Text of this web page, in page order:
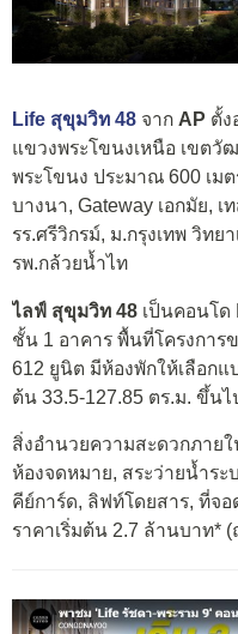
Life สุขุมวิท 48 จาก AP ตั้
แขวงพระโขนงเหนือ เขตวั
พระโขนง ประมาณ 600 เม
บางนา, Gateway เอกมัย, เ
รร.ศรีวิกรม์, ม.กรุงเทพ วิท
รพ.กล้วยน้ำไท
ไลฟ์ สุขุมวิท 48 เป็นคอนโด
ชั้น 1 อาคาร พื้นที่โครงการ
612 ยูนิต มีห้องพักให้เลือก
ต้น 33.5-127.85 ตร.ม. ขึ้น
สิ่งอำนวยความสะดวกภาย
ห้องจดหมาย, สระว่ายน้ำระ
คีย์การ์ด, ลิฟท์โดยสาร, ที่จอ
ราคาเริ่มต้น 2.7 ล้านบาท*